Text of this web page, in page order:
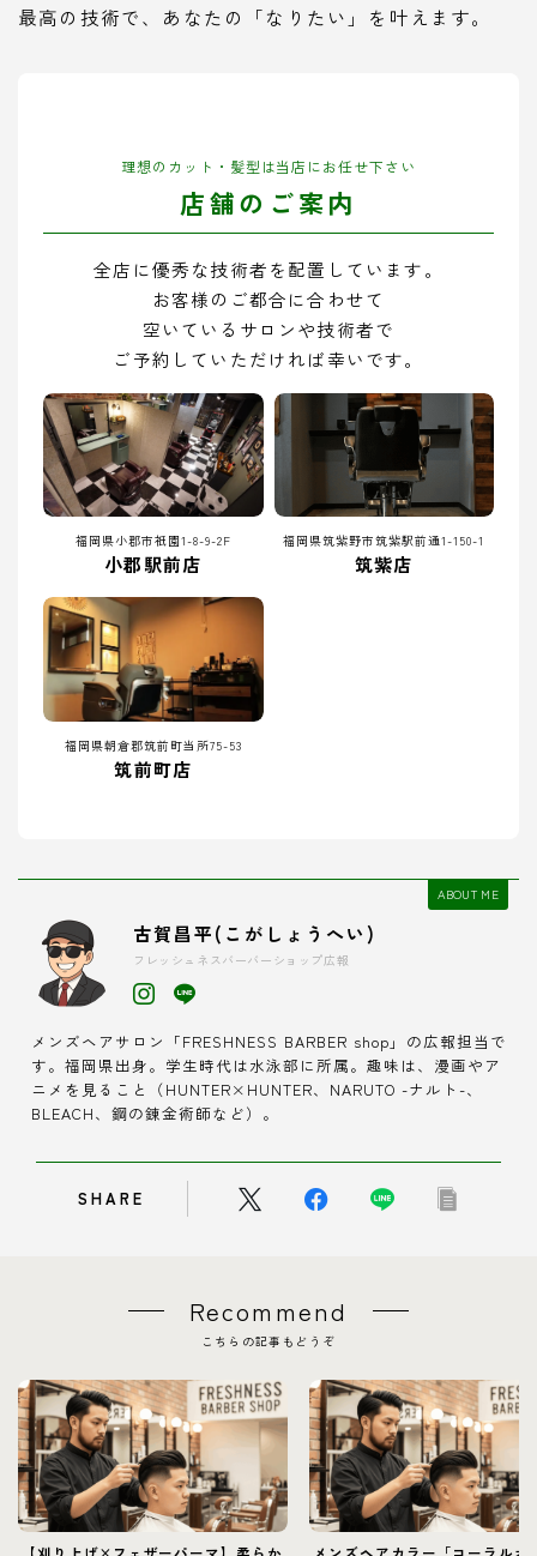
最高の技術で、あなたの「なりたい」を叶えます。
理想のカット・髪型は当店にお任せ下さい
店舗のご案内
全店に優秀な技術者を配置しています。
お客様のご都合に合わせて
空いているサロンや技術者で
ご予約していただければ幸いです。
福岡県小郡市祇園1-8-9-2F
小郡駅前店
福岡県筑紫野市筑紫駅前通1-150-1
筑紫店
福岡県朝倉郡筑前町当所75-53
筑前町店
ABOUT ME
古賀昌平(こがしょうへい)
フレッシュネスバーバーショップ広報
メンズヘアサロン「FRESHNESS BARBER shop」の広報担当で
す。福岡県出身。学生時代は水泳部に所属。趣味は、漫画やア
ニメを見ること（HUNTER×HUNTER、NARUTO -ナルト-、
BLEACH、鋼の錬金術師など）。
SHARE
Recommend
こちらの記事もどうぞ
【刈り上げ×フェザーパーマ】柔らか メンズヘアカラー「コーラルオ